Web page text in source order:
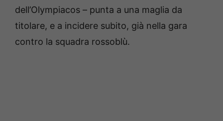
dell’Olympiacos – punta a una maglia da
titolare, e a incidere subito, già nella gara
contro la squadra rossoblù.